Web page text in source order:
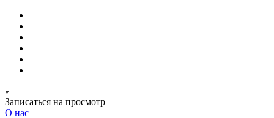
Записаться на просмотр
О нас